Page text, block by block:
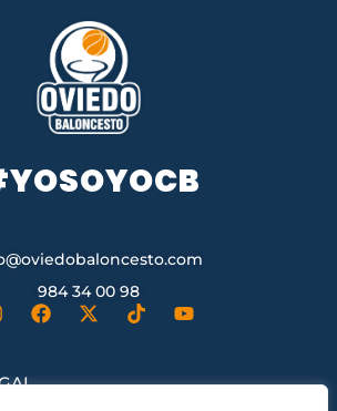
984 34 00 98